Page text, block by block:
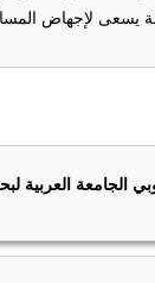
يسعى لإجهاض
الجامعة العربية